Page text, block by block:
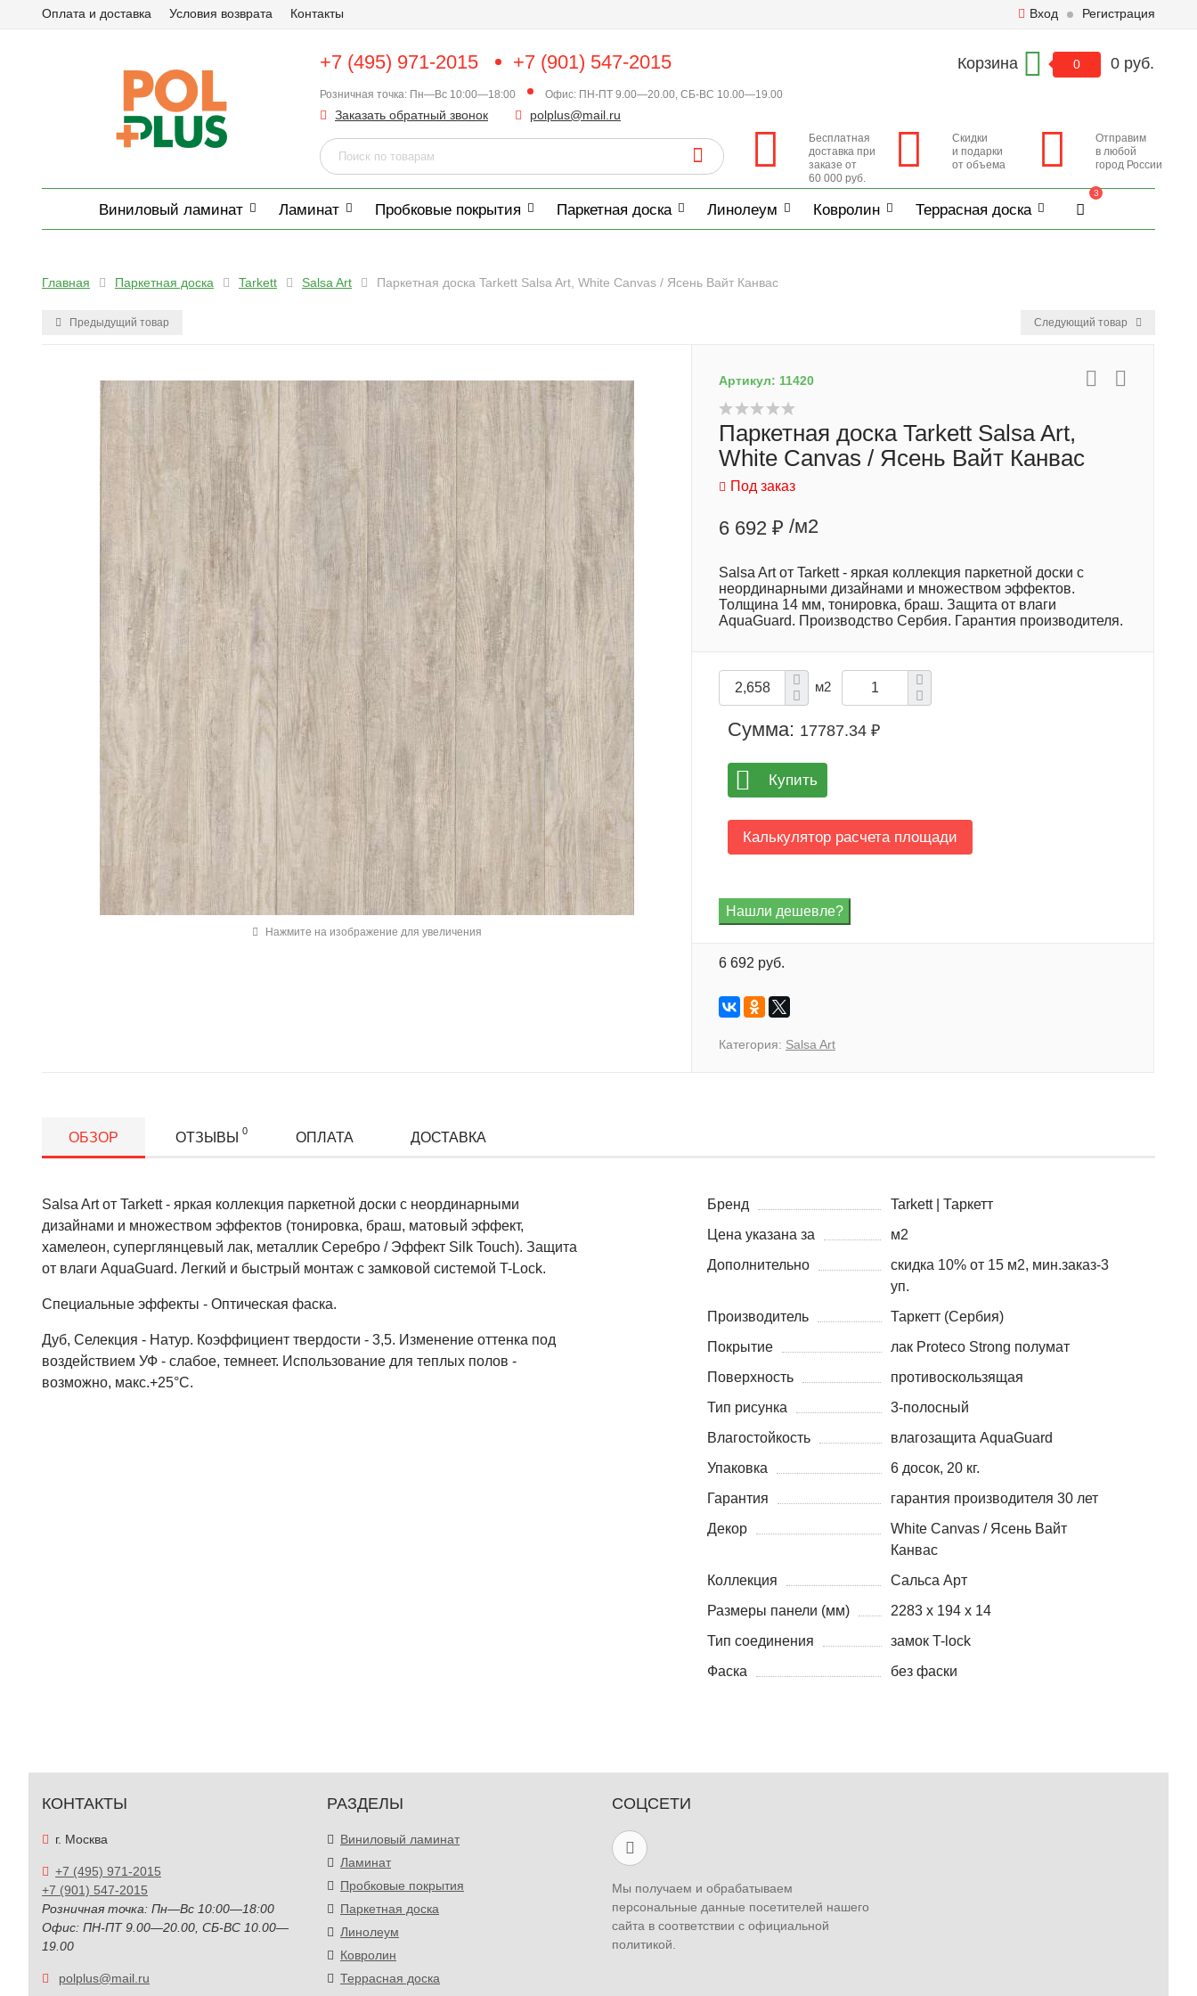
Оплата и доставка Условия возврата Контакты Вход Регистрация
+7 (495) 971-2015 +7 (901) 547-2015
Розничная точка: Пн—Вс 10:00—18:00 Офис: ПН-ПТ 9.00—20.00, СБ-ВС 10.00—19.00
Заказать обратный звонок polplus@mail.ru
Корзина 0 0 руб.
Бесплатная
доставка при
заказе от
60 000 руб.
Скидки
и подарки
от объема
Отправим
в любой
город России
Виниловый ламинат Ламинат Пробковые покрытия Паркетная доска Линолеум Ковролин Террасная доска
3
Главная Паркетная доска Tarkett Salsa Art Паркетная доска Tarkett Salsa Art, White Canvas / Ясень Вайт Канвас
Предыдущий товар Следующий товар
Нажмите на изображение для увеличения
Артикул: 11420
Паркетная доска Tarkett Salsa Art,
White Canvas / Ясень Вайт Канвас
Под заказ
6 692 ₽ /м2
Salsa Art от Tarkett - яркая коллекция паркетной доски с
неординарными дизайнами и множеством эффектов.
Толщина 14 мм, тонировка, браш. Защита от влаги
AquaGuard. Производство Сербия. Гарантия производителя.
м2
Сумма: 17787.34 ₽
Купить
Калькулятор расчета площади
6 692 руб.
Категория: Salsa Art
ОБЗОР ОТЗЫВЫ 0 ОПЛАТА ДОСТАВКА
Salsa Art от Tarkett - яркая коллекция паркетной доски с неординарными
дизайнами и множеством эффектов (тонировка, браш, матовый эффект,
хамелеон, суперглянцевый лак, металлик Серебро / Эффект Silk Touch). Защита
от влаги AquaGuard. Легкий и быстрый монтаж с замковой системой T-Lock.
Специальные эффекты - Оптическая фаска.
Дуб, Селекция - Натур. Коэффициент твердости - 3,5. Изменение оттенка под
воздействием УФ - слабое, темнеет. Использование для теплых полов -
возможно, макс.+25°С.
Бренд
Tarkett | Таркетт
Цена указана за
м2
Дополнительно
скидка 10% от 15 м2, мин.заказ-3
уп.
Производитель
Таркетт (Сербия)
Покрытие
лак Proteco Strong полумат
Поверхность
противоскользящая
Тип рисунка
3-полосный
Влагостойкость
влагозащита AquaGuard
Упаковка
6 досок, 20 кг.
Гарантия
гарантия производителя 30 лет
Декор
White Canvas / Ясень Вайт
Канвас
Коллекция
Сальса Арт
Размеры панели (мм)
2283 х 194 х 14
Тип соединения
замок T-lock
Фаска
без фаски
КОНТАКТЫ
г. Москва
+7 (495) 971-2015
+7 (901) 547-2015
Розничная точка: Пн—Вс 10:00—18:00
Офис: ПН-ПТ 9.00—20.00, СБ-ВС 10.00—
19.00
polplus@mail.ru
РАЗДЕЛЫ
Виниловый ламинат
Ламинат
Пробковые покрытия
Паркетная доска
Линолеум
Ковролин
Террасная доска
СОЦСЕТИ
Мы получаем и обрабатываем
персональные данные посетителей нашего
сайта в соответствии с официальной
политикой.